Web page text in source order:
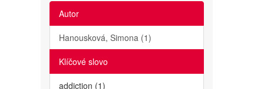
Autor
Hanousková, Simona (1)
Klíčové slovo
addiction (1)